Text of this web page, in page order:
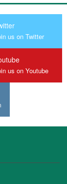
us on Twitter
us on Youtube